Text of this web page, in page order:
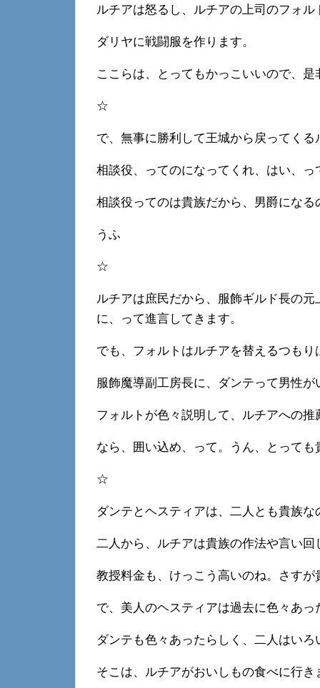
ルチアは怒るし、ルチアの上司のフォ
ダリヤに戦闘服を作ります。
ここらは、とってもかっこいいので、
☆
で、無事に勝利して王城から戻ってくる
相談役、ってのになってくれ、はい、っ
相談役ってのは貴族だから、男爵にな
うふ
☆
ルチアは庶民だから、服飾ギルド長の
に、って進言してきます。
でも、フォルトはルチアを替えるつもり
服飾魔導副工房長に、ダンテって男性
フォルトが色々説明して、ルチアへの
なら、囲い込め、って。うん、とっても
☆
ダンテとヘスティアは、二人とも貴族な
二人から、ルチアは貴族の作法や言い回
教授料金も、けっこう高いのね。さすが
で、美人のヘスティアは過去に色々あっ
ダンテも色々あったらしく、二人はいろ
そこは、ルチアがおいしもの食べに行